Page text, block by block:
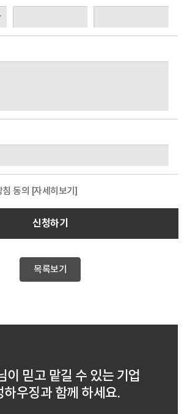
동의 [자세히보기]
신청하기
목록보기
이 믿고 맡길 수 있는 기업
하우징과 함께 하세요.